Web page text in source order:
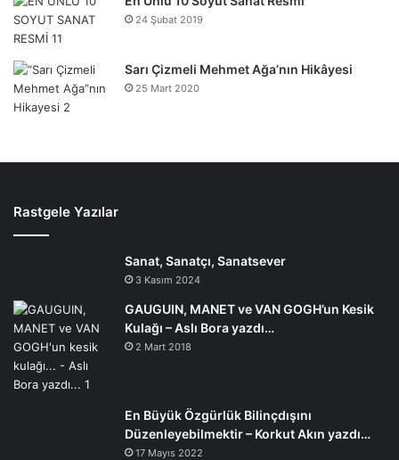
24 Şubat 2019
Sarı Çizmeli Mehmet Ağa’nın Hikâyesi
25 Mart 2020
Rastgele Yazılar
Sanat, Sanatçı, Sanatsever
3 Kasım 2024
GAUGUIN, MANET ve VAN GOGH’un Kesik
Kulağı – Aslı Bora yazdı…
2 Mart 2018
En Büyük Özgürlük Bilinçdışını
Düzenleyebilmektir – Korkut Akın yazdı…
17 Mayıs 2022